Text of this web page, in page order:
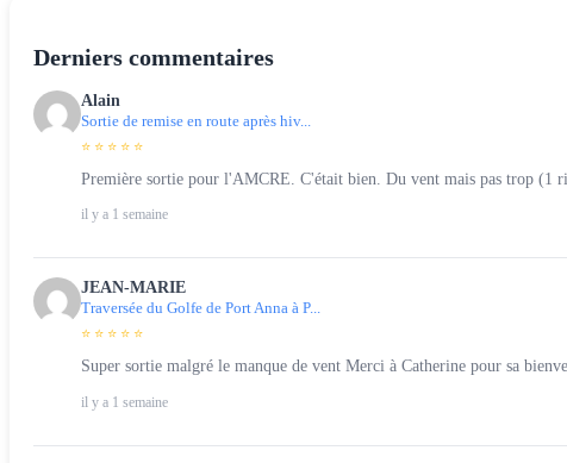
Derniers commentaires
Alain
Sortie de remise en route après hiv...
⭐ ⭐ ⭐ ⭐ ⭐
Première sortie pour l'AMCRE. C'était bien. Du vent mais pas trop (1
il y a 1 semaine
JEAN-MARIE
Traversée du Golfe de Port Anna à P...
⭐ ⭐ ⭐ ⭐ ⭐
Super sortie malgré le manque de vent Merci à Catherine pour sa
il y a 1 semaine